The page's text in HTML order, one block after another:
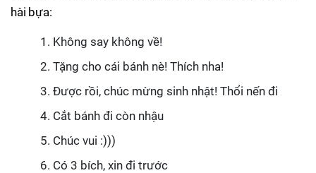
hài bựa:
Không say không về!
Tặng cho cái bánh nè! Thích nha!
Được rồi, chúc mừng sinh nhật! Thổi nến đi
Cắt bánh đi còn nhậu
Chúc vui :)))
Có 3 bích, xin đi trước